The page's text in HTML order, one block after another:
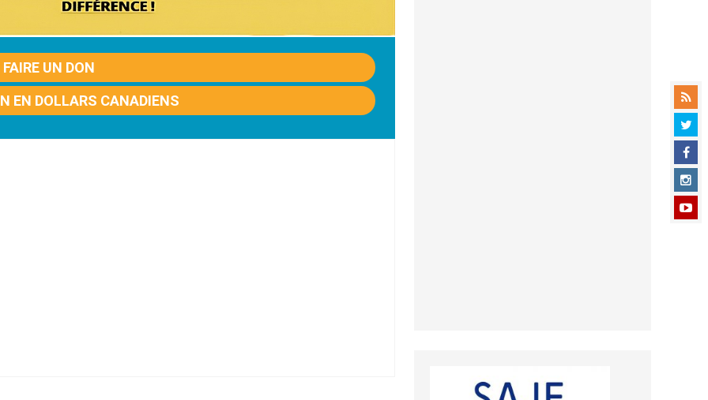
FAIRE UN DON
EN DOLLARS CANADIENS